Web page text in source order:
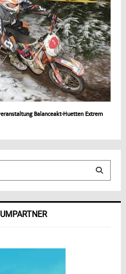
Balanceakt-Huetten Extrem
S